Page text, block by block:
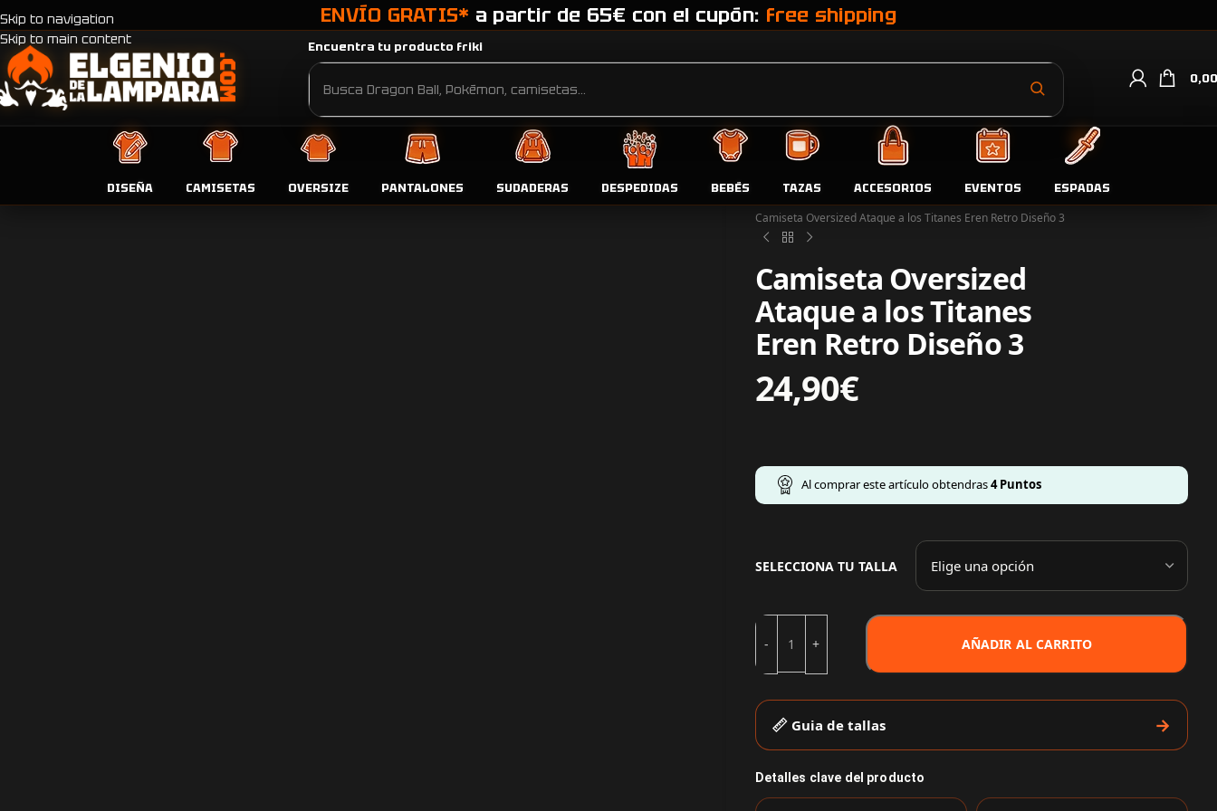
Skip to navigation
Skip to main content
ENVÍO GRATIS* a partir de 65€ con el cupón: free shipping
Encuentra tu producto friki
0,00
DISEÑA CAMISETAS OVERSIZE PANTALONES SUDADERAS DESPEDIDAS BEBÉS TAZAS ACCESORIOS EVENTOS
ESPADAS
Inicio Tienda Camisetas
Camiseta Oversized Ataque a los Titanes Eren Retro Diseño 3
Camiseta Oversized
Ataque a los Titanes
Eren Retro Diseño 3
24,90€
Al comprar este artículo obtendras4Puntos
SELECCIONA TU TALLA
AÑADIR AL CARRITO
Guia de tallas
Detalles clave del producto